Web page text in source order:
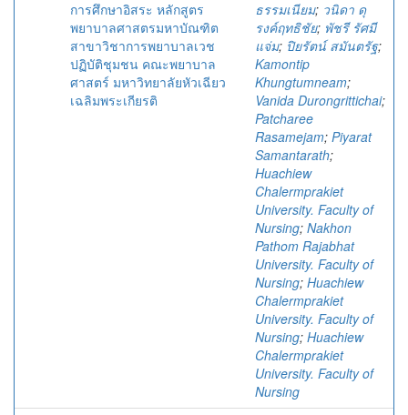
การศึกษาอิสระ หลักสูตร
พยาบาลศาสตรมหาบัณฑิต
สาขาวิชาการพยาบาลเวช
ปฏิบัติชุมชน คณะพยาบาล
ศาสตร์ มหาวิทยาลัยหัวเฉียว
เฉลิมพระเกียรติ
ธรรมเนียม; วนิดา ดุ
รงค์ฤทธิชัย; พัชรี รัศมี
แจ่ม; ปิยรัตน์ สมันตรัฐ;
Kamontip
Khungtumneam;
Vanida Durongrittichai;
Patcharee
Rasamejam; Piyarat
Samantarath;
Huachiew
Chalermprakiet
University. Faculty of
Nursing; Nakhon
Pathom Rajabhat
University. Faculty of
Nursing; Huachiew
Chalermprakiet
University. Faculty of
Nursing; Huachiew
Chalermprakiet
University. Faculty of
Nursing